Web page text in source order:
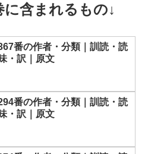
含まれるもの↓
番の作者・分類｜訓読・読
・訳｜原文
番の作者・分類｜訓読・読
・訳｜原文